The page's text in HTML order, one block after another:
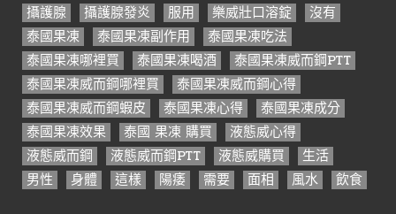
攝護腺
攝護腺發炎 服用 樂威壯口溶錠
沒有
泰國果凍
泰國果凍副作用
泰國果凍吃法
泰國果凍哪裡買
泰國果凍喝酒
泰國果凍威而鋼PTT
泰國果凍威而鋼哪裡買
泰國果凍威而鋼心得
泰國果凍威而鋼蝦皮
泰國果凍心得
泰國果凍成分
泰國果凍效果
泰國 果凍 購買
液態威心得
液態威而鋼
液態威而鋼PTT 液態威購買
生活
男性
身體 這樣 陽痿 需要 面相 風水 飲食